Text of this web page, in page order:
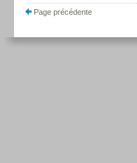
Page précédente